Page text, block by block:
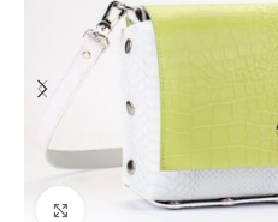
Click to enlarge